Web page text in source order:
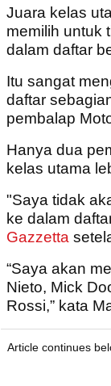
Juara kelas
memilih untuk
dalam daftar
Itu sangat
daftar
pembalap
Hanya dua
kelas utama
"Saya tidak
ke dalam
Gazzetta
“Saya akan
Nieto, Mick
Rossi,” kata
Article continues